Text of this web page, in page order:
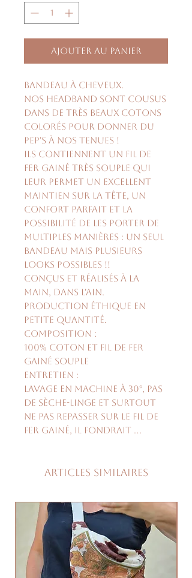
Ajouter au panier
Bandeau à cheveux.
Nos headband sont cousus
dans de très beaux cotons
colorés pour donner du
pep's à nos tenues !
Ils contiennent un fil de
fer gainé très souple qui
leur permet un excellent
maintien sur la tête, un
confort parfait et la
possibilité de les porter de
multiples manières : un seul
bandeau mais plusieurs
looks possibles !!
Conçus et réalisés à la
main, dans l'Ain.
Production éthique en
petite quantité.
Composition :
100% coton et fil de fer
gainé souple
Entretien :
Lavage en machine à 30°, pas
de sèche-linge et surtout
ne pas repasser sur le fil de
fer gainé, il fondrait ...
Articles similaires